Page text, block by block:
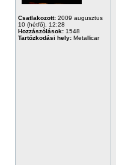
Csatlakozott: 2009 augusztus
10 (hétfő), 12:28
Hozzászólások: 1548
Tartózkodási hely: Metallicar